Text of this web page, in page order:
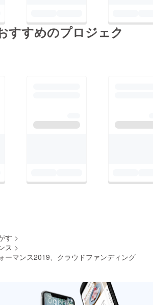
すすめのプロジェク
す >
ス >
ーマンス2019、クラウドファンディング